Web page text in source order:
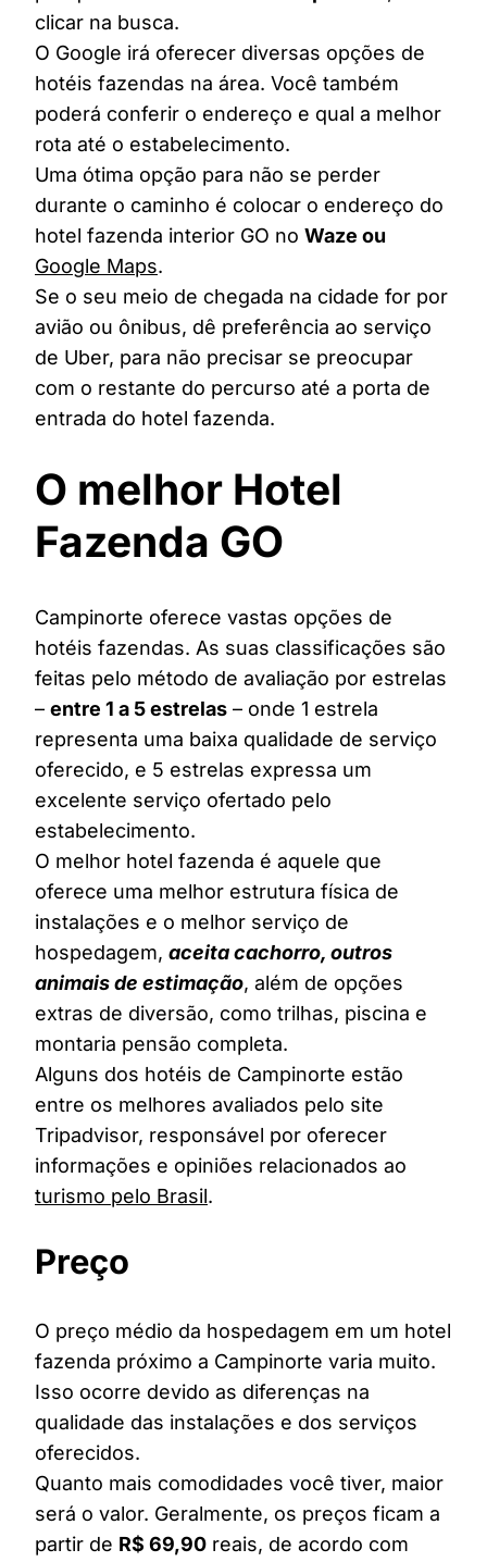
clicar na busca.
O Google irá oferecer diversas opções de
hotéis fazendas na área. Você também
poderá conferir o endereço e qual a melhor
rota até o estabelecimento.
Uma ótima opção para não se perder
durante o caminho é colocar o endereço do
hotel fazenda interior GO no Waze ou
Google Maps.
Se o seu meio de chegada na cidade for por
avião ou ônibus, dê preferência ao serviço
de Uber, para não precisar se preocupar
com o restante do percurso até a porta de
entrada do hotel fazenda.
O melhor Hotel
Fazenda GO
Campinorte oferece vastas opções de
hotéis fazendas. As suas classificações são
feitas pelo método de avaliação por estrelas
– entre 1 a 5 estrelas – onde 1 estrela
representa uma baixa qualidade de serviço
oferecido, e 5 estrelas expressa um
excelente serviço ofertado pelo
estabelecimento.
O melhor hotel fazenda é aquele que
oferece uma melhor estrutura física de
instalações e o melhor serviço de
hospedagem, aceita cachorro, outros
animais de estimação, além de opções
extras de diversão, como trilhas, piscina e
montaria pensão completa.
Alguns dos hotéis de Campinorte estão
entre os melhores avaliados pelo site
Tripadvisor, responsável por oferecer
informações e opiniões relacionados ao
turismo pelo Brasil.
Preço
O preço médio da hospedagem em um hotel
fazenda próximo a Campinorte varia muito.
Isso ocorre devido as diferenças na
qualidade das instalações e dos serviços
oferecidos.
Quanto mais comodidades você tiver, maior
será o valor. Geralmente, os preços ficam a
partir de R$ 69,90 reais, de acordo com